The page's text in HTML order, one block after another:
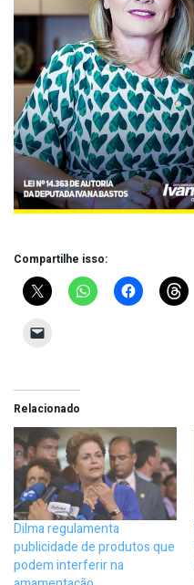
Compartilhe isso:
Relacionado
Dilma regulamenta
publicidade de produtos que
podem interferir na